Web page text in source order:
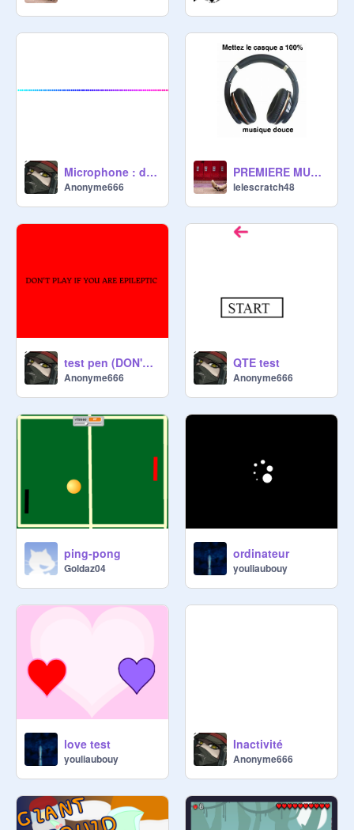
Microphone : detection
Anonyme666
PREMIERE MUSIC
lelescratch48
test pen (DON'T PLAY IF YOU ARE EPILEPTIC)
Anonyme666
QTE test
Anonyme666
ping-pong
Goldaz04
ordinateur
youliaubouy
love test
youliaubouy
Inactivité
Anonyme666